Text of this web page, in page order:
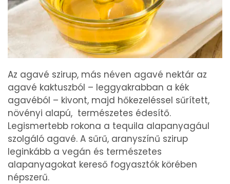
Az agavé szirup, más néven agavé nektár az
agavé kaktuszból – leggyakrabban a kék
agavéból – kivont, majd hőkezeléssel sűrített,
növényi alapú, természetes édesítő.
Legismertebb rokona a tequila alapanyagául
szolgáló agavé. A sűrű, aranyszínű szirup
leginkább a vegán és természetes
alapanyagokat kereső fogyasztók körében
népszerű.